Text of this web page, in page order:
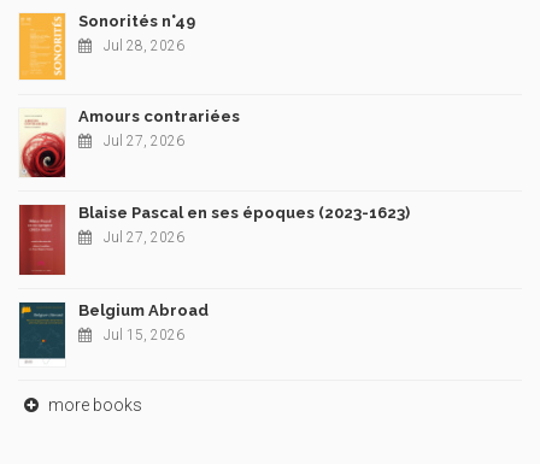
Sonorités n°49
Jul 28, 2026
Amours contrariées
Jul 27, 2026
Blaise Pascal en ses époques (2023-1623)
Jul 27, 2026
Belgium Abroad
Jul 15, 2026
more books